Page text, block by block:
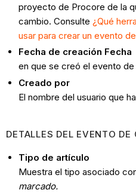
proyecto de Procore de la
cambio. Consulte ¿Qué
usar para crear un evento
Fecha de creación Fecha
en que se creó el evento
Creado por
El nombre del usuario que
DETALLES DEL EVENTO DE
Tipo de artículo
Muestra el tipo asociado
marcado.